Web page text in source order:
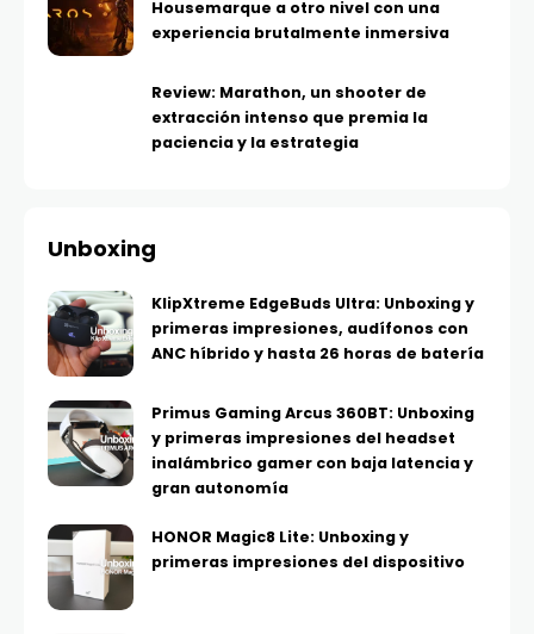
Housemarque a otro nivel con una
experiencia brutalmente inmersiva
Review: Marathon, un shooter de
extracción intenso que premia la
paciencia y la estrategia
Unboxing
KlipXtreme EdgeBuds Ultra: Unboxing y
primeras impresiones, audífonos con
ANC híbrido y hasta 26 horas de batería
Primus Gaming Arcus 360BT: Unboxing
y primeras impresiones del headset
inalámbrico gamer con baja latencia y
gran autonomía
HONOR Magic8 Lite: Unboxing y
primeras impresiones del dispositivo